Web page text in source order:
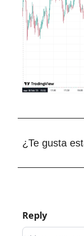
¿Te gusta
Reply
Add your